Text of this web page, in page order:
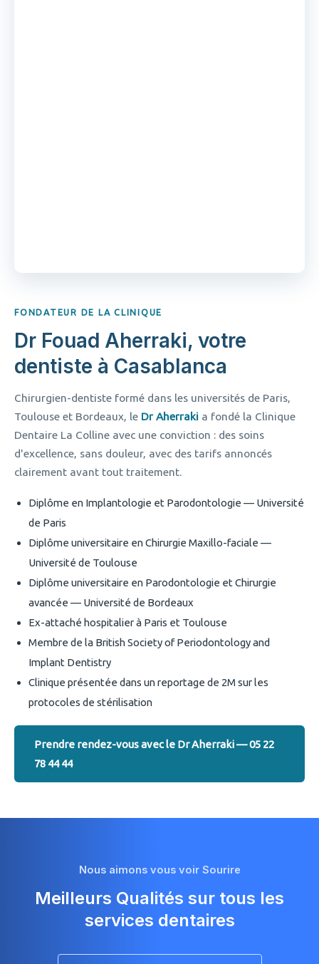
FONDATEUR DE LA CLINIQUE
Dr Fouad Aherraki, votre
dentiste à Casablanca
Chirurgien-dentiste formé dans les universités de Paris,
Toulouse et Bordeaux, le Dr Aherraki a fondé la Clinique
Dentaire La Colline avec une conviction : des soins
d'excellence, sans douleur, avec des tarifs annoncés
clairement avant tout traitement.
Diplôme en Implantologie et Parodontologie — Université
de Paris
Diplôme universitaire en Chirurgie Maxillo-faciale —
Université de Toulouse
Diplôme universitaire en Parodontologie et Chirurgie
avancée — Université de Bordeaux
Ex-attaché hospitalier à Paris et Toulouse
Membre de la British Society of Periodontology and
Implant Dentistry
Clinique présentée dans un reportage de 2M sur les
protocoles de stérilisation
Prendre rendez-vous avec le Dr Aherraki — 05 22
78 44 44
Nous aimons vous voir Sourire
Meilleurs Qualités sur tous les
services dentaires